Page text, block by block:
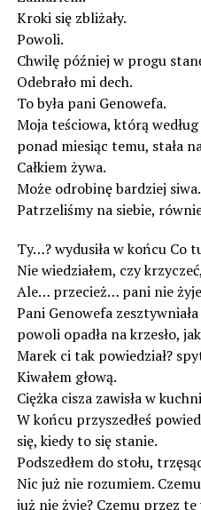
Kroki się zbliżały.
Powoli.
Chwilę później w progu
Odebrało mi dech.
To była pani Genowefa.
Moja teściowa, którą
ponad miesiąc temu, stała
Całkiem żywa.
Może odrobinę bardziej siwa.
Patrzeliśmy na siebie,
Ty…? wydusiła w końcu Co
Nie wiedziałem, czy
Ale… przecież… pani nie
Pani Genowefa
powoli opadła na krzesło,
Marek ci tak powiedział?
Kiwałem głową.
Ciężka cisza zawisła w
W końcu przyszedłeś
się, kiedy to się stanie.
Podszedłem do stołu,
Nic już nie rozumiem.
już nie żyje? Czemu przez